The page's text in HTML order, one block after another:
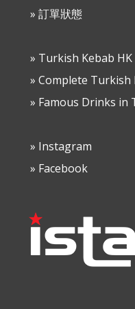
» 訂單狀態
» Turkish Kebab HK
» Complete Turkish
» Famous Drinks in
» Instagram
» Facebook